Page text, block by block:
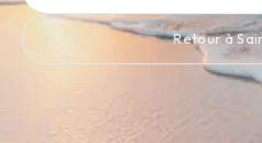
Retour à